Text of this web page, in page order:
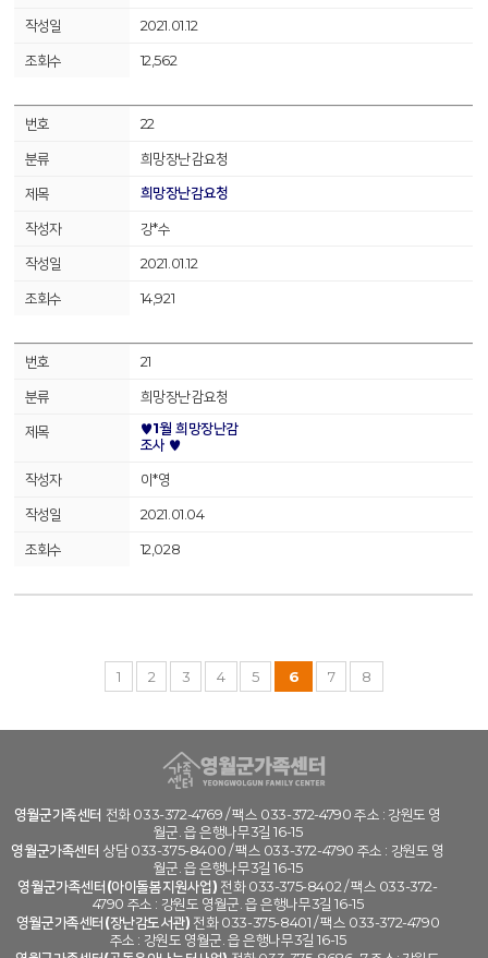
2021.01.12
12,562
22
희망장난감요청
희망장난감요청
강*수
2021.01.12
14,921
21
희망장난감요청
♥1월 희망장난감
조사 ♥
이*영
2021.01.04
12,028
1 2 3 4 5 6 7 8
영월군가족센터 전화 033-372-4769 / 팩스 033-372-4790 주소 : 강원도 영
월군. 읍 은행나무3길 16-15
영월군가족센터 상담 033-375-8400 / 팩스 033-372-4790 주소 : 강원도 영
월군. 읍 은행나무3길 16-15
영월군가족센터(아이돌봄지원사업) 전화 033-375-8402 / 팩스 033-372-
4790 주소 : 강원도 영월군. 읍 은행나무3길 16-15
영월군가족센터(장난감도서관) 전화 033-375-8401 / 팩스 033-372-4790
주소 : 강원도 영월군. 읍 은행나무3길 16-15